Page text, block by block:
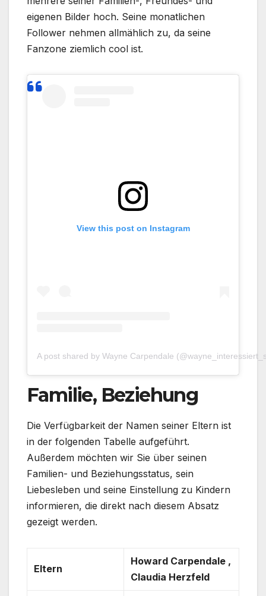
eigenen Bilder hoch. Seine monatlichen
Follower nehmen allmählich zu, da seine
Fanzone ziemlich cool ist.
View this post on Instagram
A post shared by Wayne Carpendale
Familie, Beziehung
Die Verfügbarkeit der Namen seiner Eltern ist
in der folgenden Tabelle aufgeführt.
Außerdem möchten wir Sie über seinen
Familien- und Beziehungsstatus, sein
Liebesleben und seine Einstellung zu Kindern
informieren, die direkt nach diesem Absatz
gezeigt werden.
Eltern
Howard Carpendale ,
Claudia Herzfeld